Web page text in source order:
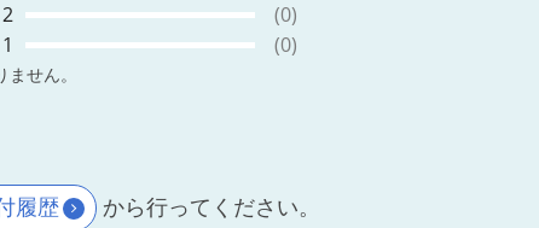
2
(0)
1 (0)
ません。
履歴 から行ってください。